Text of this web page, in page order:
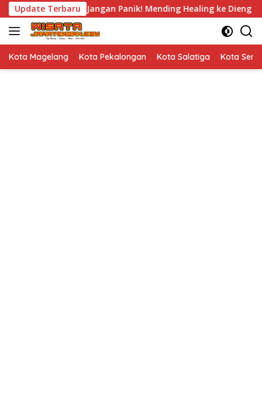
Langsung
ke
konten
Update Terbaru
Banyak Demo, Jangan Panik! Mending Healing ke Dieng Aja
Kota Magelang Kota Pekalongan Kota Salatiga Kota